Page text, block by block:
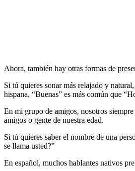
Ahora, también hay otras formas de
Si tú quieres sonar más relajado y
hispana, “Buenas” es más común que
En mi grupo de amigos, nosotros
amigos o gente de nuestra edad.
Si tú quieres saber el nombre de una
se llama usted?”
En español, muchos hablantes nativos